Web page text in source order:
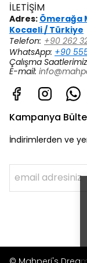
İLETİŞİM
Adres: Ömerağa
Kocaeli / Türkiye
Telefon: +90 262
WhatsApp: +90
Çalışma
E-mail:
Kampanya
İndirimlerden ve